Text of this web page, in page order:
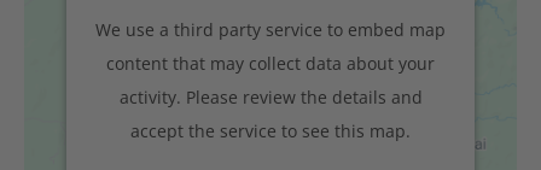
We use a third party service to embed map
content that may collect data about your
activity. Please review the details and
accept the service to see this map.